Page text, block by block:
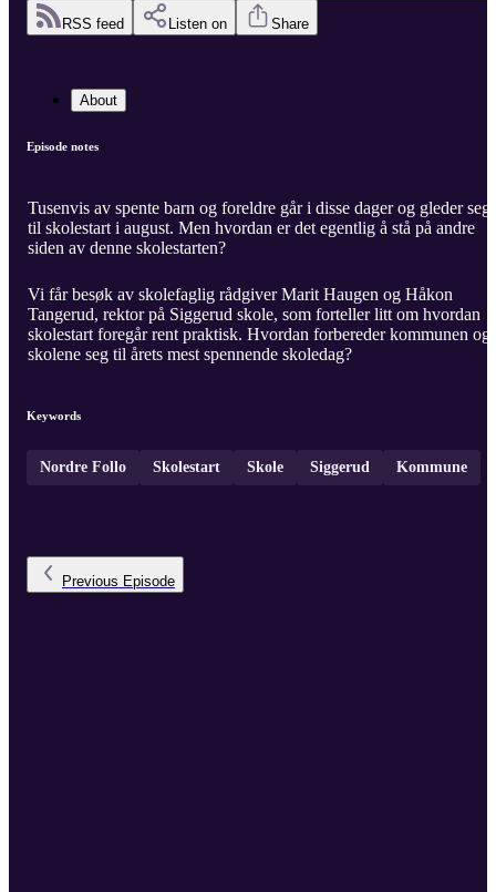
RSS feed Listen on Share
About
Episode notes
Tusenvis av spente barn og foreldre går i disse dager og gleder seg
til skolestart i august. Men hvordan er det egentlig å stå på andre
siden av denne skolestarten?
Vi får besøk av skolefaglig rådgiver Marit Haugen og Håkon
Tangerud, rektor på Siggerud skole, som forteller litt om hvordan
skolestart foregår rent praktisk. Hvordan forbereder kommunen og
skolene seg til årets mest spennende skoledag?
Keywords
Nordre Follo Skolestart Skole Siggerud Kommune
Previous Episode